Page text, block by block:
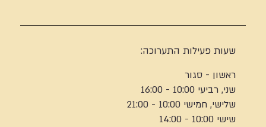
שעות פעילות התערוכה:
ראשון - סגור
שני, רביעי 10:00 - 16:00
שלישי, חמישי 10:00 - 21:00
שישי 10:00 - 14:00